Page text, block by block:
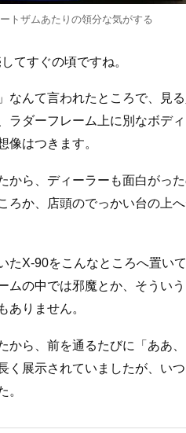
トザムあたりの領分な気がする
てすぐの頃ですね。
んて言われたところで、見
ラダーフレーム上に別なボデ
はつきます。
から、ディーラーも面白がっ
ろか、店頭のでっかい台の上
たX-90をこんなところへ置い
の中では邪魔とか、そうい
ありません。
から、前を通るたびに「ああ
展示されていましたが、い
。